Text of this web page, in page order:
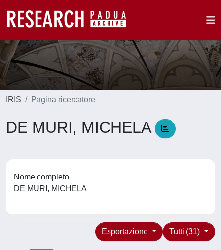
IRIS Pagina ricercatore
DE MURI, MICHELA
Nome completo
DE MURI, MICHELA
Tutti (31)
Esportazione